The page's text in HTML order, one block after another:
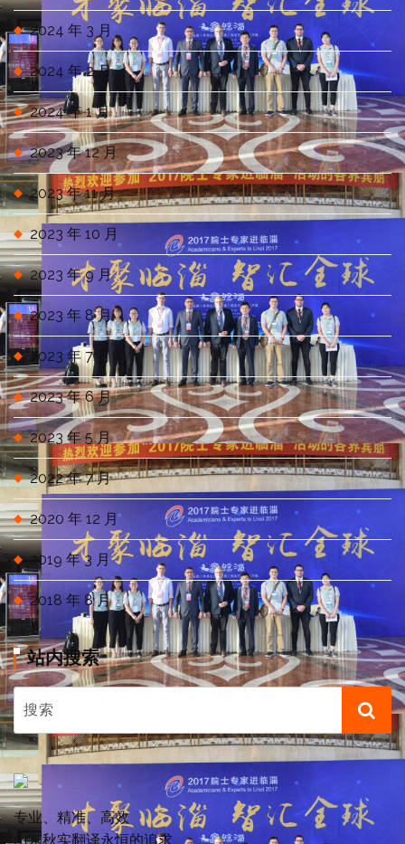
2024 年 3 月
2024 年 2 月
2024 年 1 月
2023 年 12 月
2023 年 11 月
2023 年 10 月
2023 年 9 月
2023 年 8 月
2023 年 7 月
2023 年 6 月
2023 年 5 月
2022 年 7 月
2020 年 12 月
2019 年 3 月
2018 年 8 月
站内搜索
专业、精准、高效
山东秋实翻译永恒的追求